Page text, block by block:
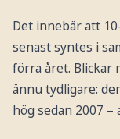
Det innebär att
senast syntes i
förra året. Blickar
ännu tydligare:
hög sedan 2007